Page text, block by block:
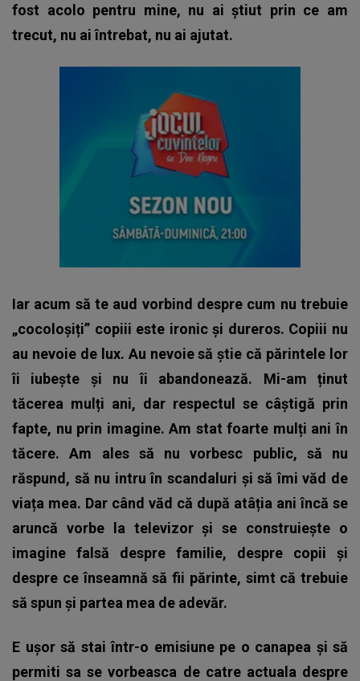
fost acolo pentru mine, nu ai știut prin ce am
trecut, nu ai întrebat, nu ai ajutat.
Iar acum să te aud vorbind despre cum nu trebuie
„cocoloșiți” copiii este ironic și dureros. Copiii nu
au nevoie de lux. Au nevoie să știe că părintele lor
îi iubește și nu îi abandonează. Mi-am ținut
tăcerea mulți ani, dar respectul se câștigă prin
fapte, nu prin imagine. Am stat foarte mulți ani în
tăcere. Am ales să nu vorbesc public, să nu
răspund, să nu intru în scandaluri și să îmi văd de
viața mea. Dar când văd că după atâția ani încă se
aruncă vorbe la televizor și se construiește o
imagine falsă despre familie, despre copii și
despre ce înseamnă să fii părinte, simt că trebuie
să spun și partea mea de adevăr.
E ușor să stai într-o emisiune pe o canapea și să
permiti sa se vorbeasca de catre actuala despre